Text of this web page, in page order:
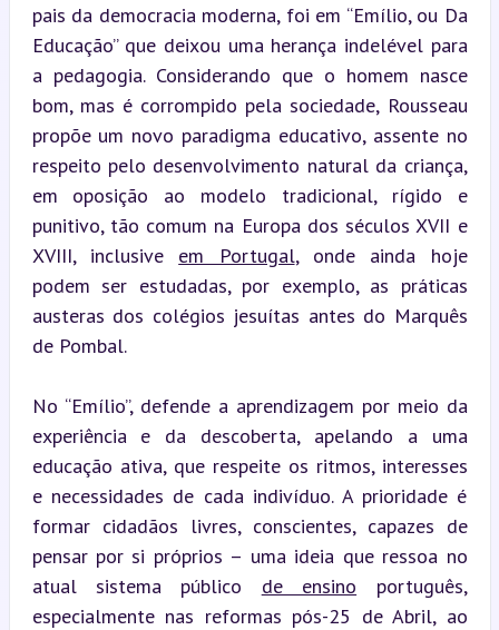
pais da democracia moderna, foi em “Emílio, ou Da
Educação” que deixou uma herança indelével para
a pedagogia. Considerando que o homem nasce
bom, mas é corrompido pela sociedade, Rousseau
propõe um novo paradigma educativo, assente no
respeito pelo desenvolvimento natural da criança,
em oposição ao modelo tradicional, rígido e
punitivo, tão comum na Europa dos séculos XVII e
XVIII, inclusive em Portugal, onde ainda hoje
podem ser estudadas, por exemplo, as práticas
austeras dos colégios jesuítas antes do Marquês
de Pombal.
No “Emílio”, defende a aprendizagem por meio da
experiência e da descoberta, apelando a uma
educação ativa, que respeite os ritmos, interesses
e necessidades de cada indivíduo. A prioridade é
formar cidadãos livres, conscientes, capazes de
pensar por si próprios – uma ideia que ressoa no
atual sistema público de ensino português,
especialmente nas reformas pós-25 de Abril, ao